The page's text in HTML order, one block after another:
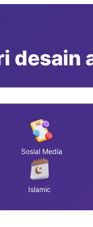
desain
Sosial Media
Islamic